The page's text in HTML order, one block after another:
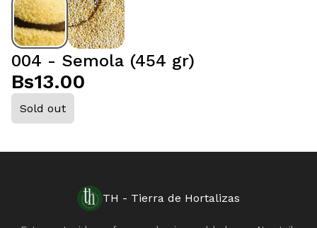
004 - Semola (454 gr)
Bs13.00
Sold out
TH - Tierra de Hortalizas